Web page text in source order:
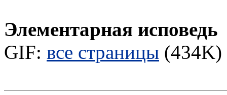
Элементарная исповедь
GIF: все страницы